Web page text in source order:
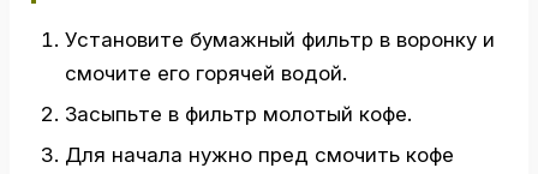
Установите бумажный фильтр в воронку и
смочите его горячей водой.
Засыпьте в фильтр молотый кофе.
Для начала нужно пред смочить кофе